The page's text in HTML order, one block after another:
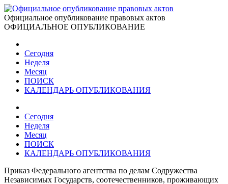
Официальное опубликование правовых актов
ОФИЦИАЛЬНОЕ ОПУБЛИКОВАНИЕ
Сегодня
Неделя
Месяц
ПОИСК
КАЛЕНДАРЬ ОПУБЛИКОВАНИЯ
Сегодня
Неделя
Месяц
ПОИСК
КАЛЕНДАРЬ ОПУБЛИКОВАНИЯ
Приказ Федерального агентства по делам Содружества
Независимых Государств, соотечественников, проживающих